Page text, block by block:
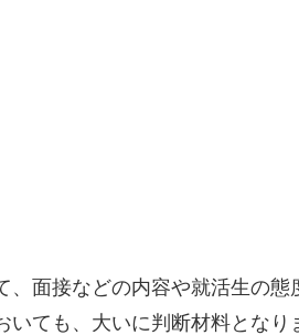
、面接などの内容や就活生の
いても、大いに判断材料となり